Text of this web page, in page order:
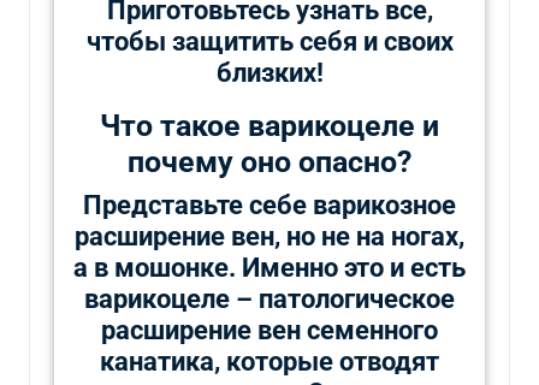
Приготовьтесь узнать все,
чтобы защитить себя и своих
близких!
Что такое варикоцеле и
почему оно опасно?
Представьте себе варикозное
расширение вен, но не на ногах,
а в мошонке. Именно это и есть
варикоцеле – патологическое
расширение вен семенного
канатика, которые отводят